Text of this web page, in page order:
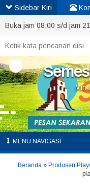
Buka jam 08.00 s/d jam
Min
MENU NAVIGASI
Beranda» Produsen
Sidebar Kiri